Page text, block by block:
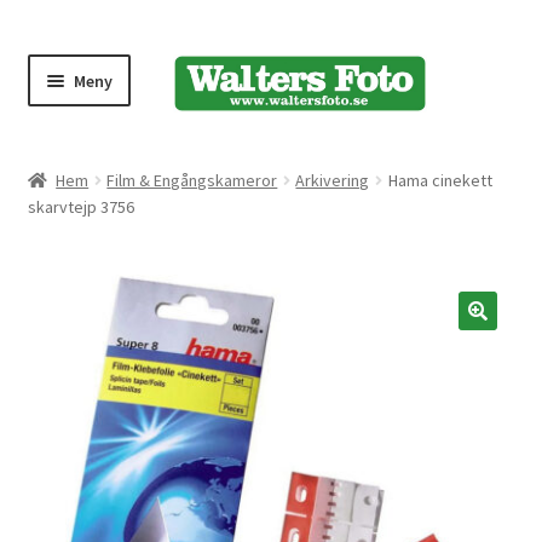
Meny
Bärremmar
Fjärrkontroller
Stativ
Hem Film & Engångskameror Arkivering
Hama cinekett
skarvtejp 3756